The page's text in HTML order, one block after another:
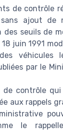
de contrôle
sans ajout de
des seuils de
18 juin 1991
véhicules
par le
de contrôle
aux rappels
le